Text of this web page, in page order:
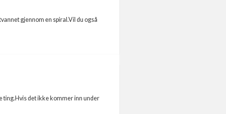
gjennom en spiral.Vil du også
ting.Hvis det ikke kommer inn under